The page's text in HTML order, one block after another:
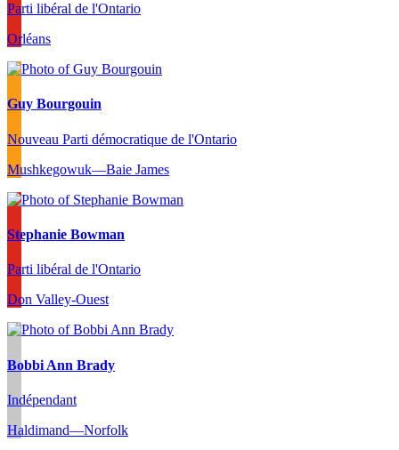
Parti libéral de l'Ontario
Orléans
Guy Bourgouin
Nouveau Parti démocratique de l'Ontario
Mushkegowuk—Baie James
Stephanie Bowman
Parti libéral de l'Ontario
Don Valley-Ouest
Bobbi Ann Brady
Indépendant
Haldimand—Norfolk